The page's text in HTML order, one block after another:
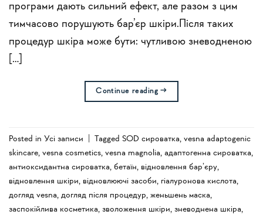
програми дають сильний ефект, але разом з цим
тимчасово порушують бар’єр шкіри.Після таких
процедур шкіра може бути: чутливою зневодненою
[…]
Continue reading→
Posted in Усi записи Tagged SOD сироватка, vesna adaptogenic
skincare, vesna cosmetics, vesna magnolia, адаптогенна сироватка,
антиоксидантна сироватка, бетаїн, відновлення бар’єру,
відновлення шкіри, відновлюючі засоби, гіалуронова кислота,
догляд vesna, догляд після процедур, женьшень маска,
заспокійлива косметика, зволоження шкіри, зневоднена шкіра,